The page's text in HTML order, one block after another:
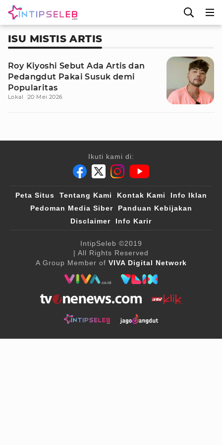
ISU MISTIS ARTIS
Roy Kiyoshi Sebut Ada Artis dan
Pedangdut Pakai Susuk demi
Popularitas
Lokal 20 Mei 2026
Ikuti kami di:
Peta Situs Tentang Kami Kontak Kami
Info Iklan
Pedoman Media Siber
Panduan Kebijakan
Disclaimer
Info Karir
IntipSeleb ©2019
| All Rights Reserved
A Group Member of VIVA Digital Network